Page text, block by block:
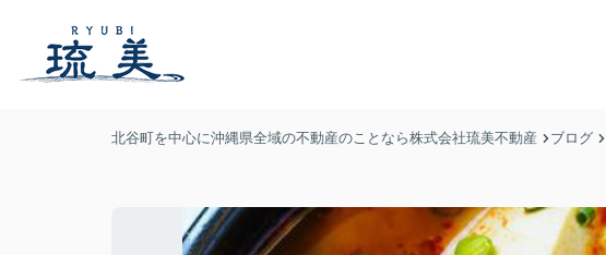
北谷町を中心に沖縄県全域の不動産のことなら株式会社琉美不動産 ブログ